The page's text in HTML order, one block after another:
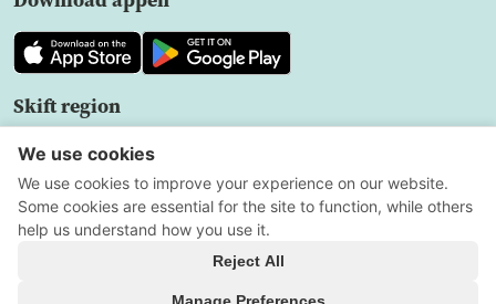
Skift region
DK
Brugeraftale